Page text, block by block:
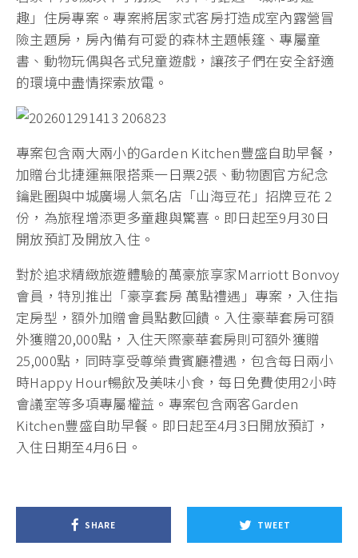
趣」住房專案。專案將居家式客房打造成室內露營冒
險主題房，房內備有可愛的森林主題帳篷、專屬童
書、動物玩偶與各式兒童遊戲，讓孩子們在安全舒適
的環境中盡情探索放電。
專案包含兩大兩小的Garden Kitchen豐盛自助早餐，
加贈台北捷運無限搭乘一日票2張、動物園官方紀念
鑰匙圈與中城廣場人氣名店「山海豆花」招牌豆花 2
份，為旅程增添更多童趣與驚喜。即日起至9月30日
開放預訂及開放入住。
對於追求精緻旅遊體驗的萬豪旅享家Marriott Bonvoy
會員，特別推出「豪享套房 萬點禮遇」專案，入住指
定房型，額外加贈會員點數回饋。入住豪華套房可額
外獲贈20,000點，入住天際豪華套房則可額外獲贈
25,000點，同時享受尊榮貴賓廳禮遇，包含每日兩小
時Happy Hour暢飲及美味小食，每日免費使用2小時
會議室等多項專屬權益。專案包含兩客Garden
Kitchen豐盛自助早餐。即日起至4月3日開放預訂，
入住日期至4月6日。
SHARE TWEET